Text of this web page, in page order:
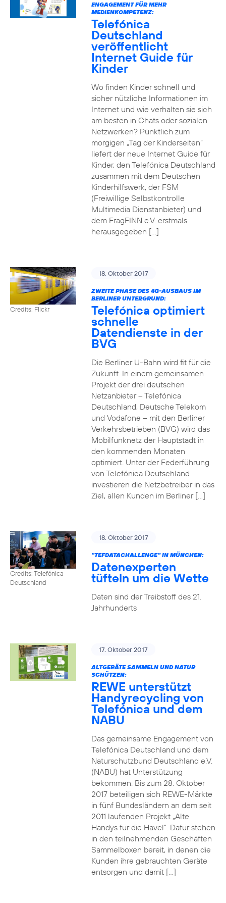
ENGAGEMENT FÜR MEHR
MEDIENKOMPETENZ:
Telefónica
Deutschland
veröffentlicht
Internet Guide für
Kinder
Wo finden Kinder schnell und
sicher nützliche Informationen im
Internet und wie verhalten sie sich
am besten in Chats oder sozialen
Netzwerken? Pünktlich zum
morgigen „Tag der Kinderseiten“
liefert der neue Internet Guide für
Kinder, den Telefónica Deutschland
zusammen mit dem Deutschen
Kinderhilfswerk, der FSM
(Freiwillige Selbstkontrolle
Multimedia Dienstanbieter) und
dem FragFINN e.V. erstmals
herausgegeben […]
Credits: Flickr
18. Oktober 2017
ZWEITE PHASE DES 4G-AUSBAUS IM
BERLINER UNTERGRUND:
Telefónica optimiert
schnelle
Datendienste in der
BVG
Die Berliner U-Bahn wird fit für die
Zukunft. In einem gemeinsamen
Projekt der drei deutschen
Netzanbieter – Telefónica
Deutschland, Deutsche Telekom
und Vodafone – mit den Berliner
Verkehrsbetrieben (BVG) wird das
Mobilfunknetz der Hauptstadt in
den kommenden Monaten
optimiert. Unter der Federführung
von Telefónica Deutschland
investieren die Netzbetreiber in das
Ziel, allen Kunden im Berliner […]
Credits: Telefónica
Deutschland
18. Oktober 2017
"TEFDATACHALLENGE" IN MÜNCHEN:
Datenexperten
tüfteln um die Wette
Daten sind der Treibstoff des 21.
Jahrhunderts
17. Oktober 2017
ALTGERÄTE SAMMELN UND NATUR
SCHÜTZEN:
REWE unterstützt
Handyrecycling von
Telefónica und dem
NABU
Das gemeinsame Engagement von
Telefónica Deutschland und dem
Naturschutzbund Deutschland e.V.
(NABU) hat Unterstützung
bekommen: Bis zum 28. Oktober
2017 beteiligen sich REWE-Märkte
in fünf Bundesländern an dem seit
2011 laufenden Projekt „Alte
Handys für die Havel“. Dafür stehen
in den teilnehmenden Geschäften
Sammelboxen bereit, in denen die
Kunden ihre gebrauchten Geräte
entsorgen und damit […]